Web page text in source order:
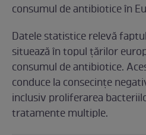
consumul de antibiotice în
Datele statistice relevă
situează în topul țărilor
consumul de antibiotice.
conduce la consecințe
inclusiv proliferarea
tratamente multiple.